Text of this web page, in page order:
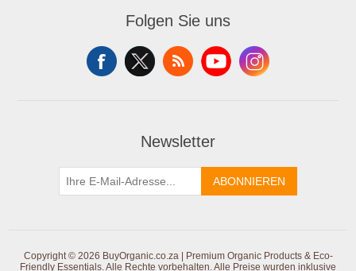
Folgen Sie uns
Newsletter
ABONNIEREN
Copyright © 2026 BuyOrganic.co.za | Premium Organic Products & Eco-
Friendly Essentials. Alle Rechte vorbehalten. Alle Preise wurden inklusive